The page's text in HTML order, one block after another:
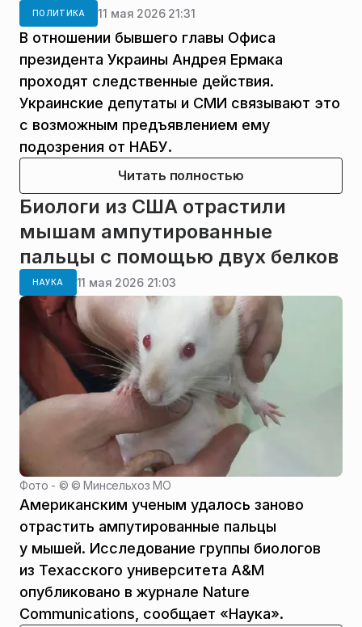
ПОЛИТИКА 11 мая 2026 21:31
В отношении бывшего главы Офиса
президента Украины Андрея Ермака
проходят следственные действия.
Украинские депутаты и СМИ связывают это
с возможным предъявлением ему
подозрения от НАБУ.
Читать полностью
Биологи из США отрастили
мышам ампутированные
пальцы с помощью двух белков
НАУКА 11 мая 2026 21:03
Фото - ©© Минсельхоз МО
Американским ученым удалось заново
отрастить ампутированные пальцы
у мышей. Исследование группы биологов
из Техасского университета A&M
опубликовано в журнале Nature
Communications, сообщает «Наука».